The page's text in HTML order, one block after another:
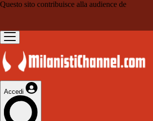
Questo sito contribuisce alla audience de
Accedi